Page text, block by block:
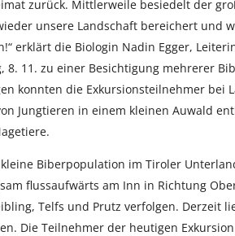
zurück. Mittlerweile besiedelt der
unsere Landschaft bereichert und
erklärt die Biologin Nadin Egger,
8. 11. zu einer Besichtigung mehrerer
konnten die Exkursionsteilnehmer bei
Jungtieren in einem kleinen Auwald
Biberpopulation im Tiroler
flussaufwärts am Inn in Richtung
Telfs und Prutz verfolgen. Derzeit
Die Teilnehmer der heutigen